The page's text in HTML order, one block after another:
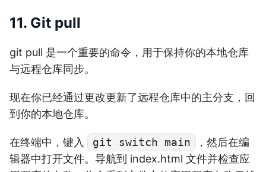
11. Git pull
git pull 是一个重要的命令，用于保持你的本地仓库
与远程仓库同步。
现在你已经通过更改更新了远程仓库中的主分支，回
到你的本地仓库。
在终端中，键入 git switch main
，然后在编
辑器中打开文件。导航到 index.html 文件并检查应